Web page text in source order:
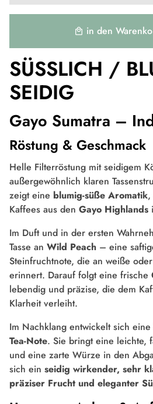
local_mall in den
SÜSSLICH /
SEIDIG
Gayo Sumatra –
Röstung & Geschmack
Helle Filterröstung mit seidigem
außergewöhnlich klaren
zeigt eine blumig-süße Aromatik
Kaffees aus den Gayo Highlands
Im Duft und in der ersten
Tasse an Wild Peach – eine
Steinfruchtnote, die an weiße
erinnert. Darauf folgt eine frische
lebendig und präzise, die dem
Klarheit verleiht.
Im Nachklang entwickelt sich
Tea-Note. Sie bringt eine leichte,
und eine zarte Würze in den
sich ein seidig wirkender, sehr
präziser Frucht und eleganter